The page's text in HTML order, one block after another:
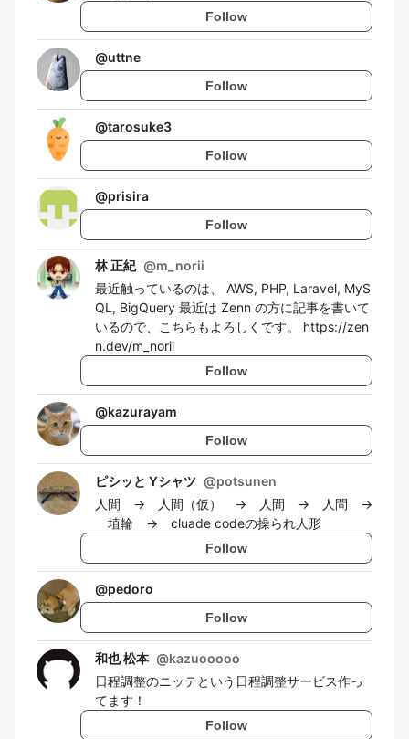
Follow
@uttne
Follow
@tarosuke3
Follow
@prisira
Follow
林 正紀 @m_norii
最近触っているのは、 AWS, PHP, Laravel, MyS
QL, BigQuery 最近は Zenn の方に記事を書いて
いるので、こちらもよろしくです。 https://zen
n.dev/m_norii
Follow
@kazurayam
Follow
ピシッと Yシャツ @potsunen
人間 → 人間（仮） → 人間 → 人問 →
埴輪 → cluade codeの操られ人形
Follow
@pedoro
Follow
和也 松本 @kazuooooo
日程調整のニッテという日程調整サービス作っ
てます！
Follow